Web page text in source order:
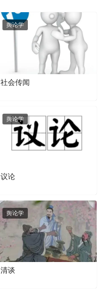
舆论学
社会传闻
舆论学
议论
舆论学
清谈